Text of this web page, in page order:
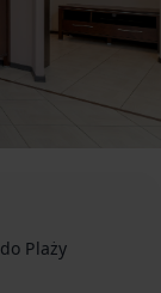
Plaży